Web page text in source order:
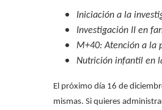
la
navegación
Iniciación a la
Investigación II en
M+40: Atención a la
Nutrición infantil en
El próximo día 16 de
mismas. Si quieres